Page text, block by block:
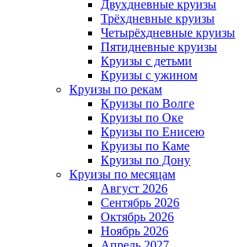
Двухдневные круизы
Трёхдневные круизы
Четырёхдневные круизы
Пятидневные круизы
Круизы с детьми
Круизы с ужином
Круизы по рекам
Круизы по Волге
Круизы по Оке
Круизы по Енисею
Круизы по Каме
Круизы по Дону
Круизы по месяцам
Август 2026
Сентябрь 2026
Октябрь 2026
Ноябрь 2026